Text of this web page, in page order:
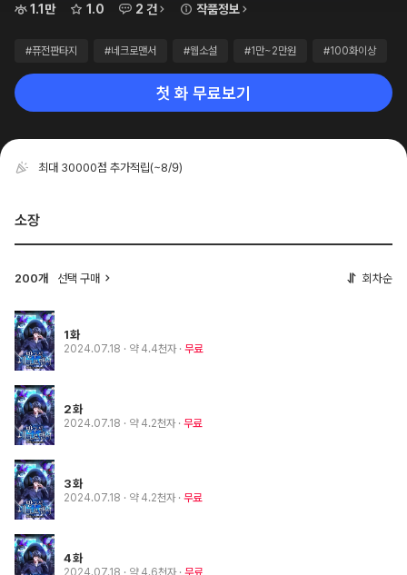
1.1만
1.0 2 건 작품정보
#퓨전판타지 #네크로맨서 #웹소설 #1만~2만원 #100화이상
첫 화 무료보기
최대 30000점 추가적립(~8/9)
소장
200개 선택 구매 회차순
1화
2024.07.18 · 약 4.4천자 무료
2화
2024.07.18 · 약 4.2천자 무료
3화
2024.07.18 · 약 4.2천자 무료
4화
2024.07.18 · 약 4.6천자 무료